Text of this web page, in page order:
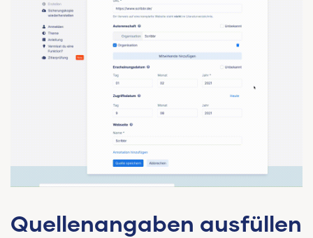
Quellenangaben ausfüllen